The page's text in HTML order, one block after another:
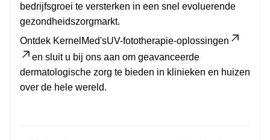
bedrijfsgroei te versterken in een snel evoluerende
gezondheidszorgmarkt.
Ontdek KernelMed'sUV-fototherapie-oplossingen
en sluit u bij ons aan om geavanceerde
dermatologische zorg te bieden in klinieken en huizen
over de hele wereld.